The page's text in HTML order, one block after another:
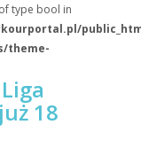
type bool in
theme-
18